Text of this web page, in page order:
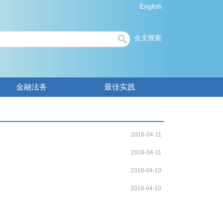
English
全文搜索
金融法务 最佳实践
2018-04-11
2018-04-11
2018-04-10
2018-04-10